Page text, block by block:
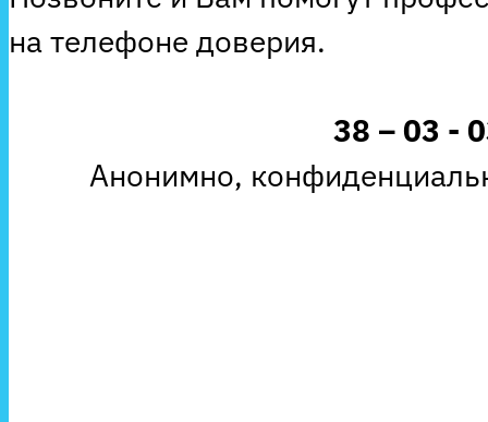
на телефоне доверия.
38 – 03 -
Анонимно,